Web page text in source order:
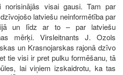
norisinājās visai gausi. Tam par
latviešu neinformētība par
un līdz ar to – par latviešu
mērķi. Virsleitnants J. Ozols
un Krasnojarskas rajonā dzīvo
tie visi ir pret pulku formēšanu, tā
lai viņiem izskaidrotu, ka tas